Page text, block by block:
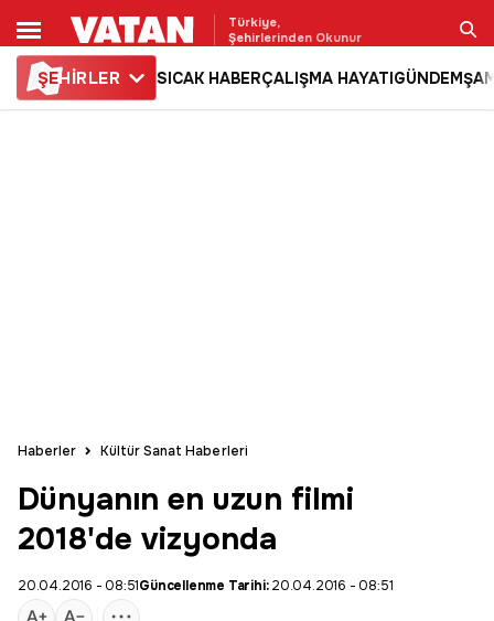
Türkiye,
Şehirlerinden Okunur
ŞEHİRLER SICAK HABERÇALIŞMA HAYATIGÜNDEM
Haberler Kültür Sanat Haberleri
Dünyanın en uzun filmi
2018'de vizyonda
20.04.2016 - 08:51Güncellenme Tarihi:20.04.2016 - 08:51